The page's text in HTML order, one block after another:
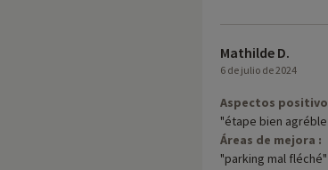
Mathilde D.
6 de julio de 2024
Aspectos
"étape bien
Áreas de mejora :
"parking mal fléché"